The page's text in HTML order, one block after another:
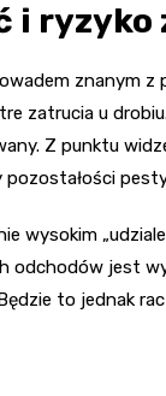
i
znanym z
zatrucia u
Z punktu
wysokim
odchodów jest
to jednak